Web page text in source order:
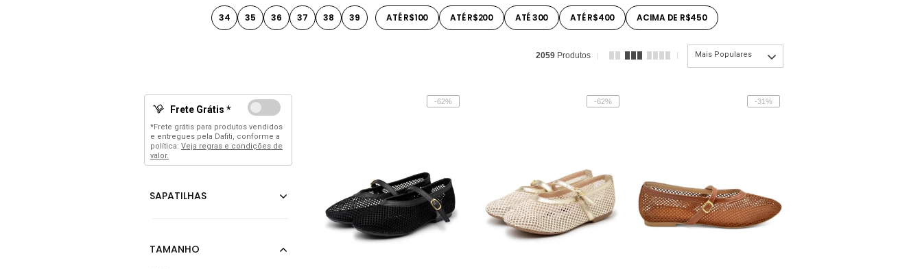
34 35 36 37 38 39 ATÉ R$100 ATÉ R$200 ATÉ 300 ATÉ R$400 ACIMA DE R$450
2059 Produtos Mais Populares
Frete Grátis *
*Frete grátis para produtos vendidos
e entregues pela Dafiti, conforme a
política: Veja regras e condições de
valor.
-62% -62% -31%